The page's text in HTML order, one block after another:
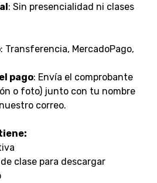
: Sin presencialidad ni clases
: Transferencia, MercadoPago,
pago: Envía el comprobante
o foto) junto con tu nombre
correo.
clase para descargar